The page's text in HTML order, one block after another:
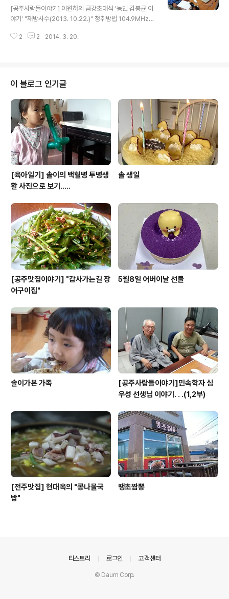
[공주사람들이야기] 이원하의 금강초대석 '농민 김봉균 이
야기' "재방사수(2013. 10.22.)" 청취방법 104.9MHz
n Radio 다운설치 kkfm 검색 즐겨찾기추가해서 청취하
2 2 2014. 3. 20.
이 블로그 인기글
[육아일기] 솔이의 백혈병 투병생
활 사진으로 보기.....
솔 생일
[공주맛집이야기] "갑사가는길 장
어구이집"
5월8일 어버이날 선물
솔이가본 가족
[공주사람들이야기]민속학자 심
우성 선생님 이야기. . .(1,2부)
[전주맛집] 현대옥의 "콩나물국
밥"
땡초짬뽕
티스토리 로그인 고객센터
© Daum Corp.